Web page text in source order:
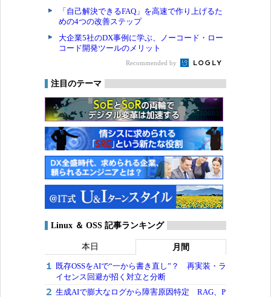
「自己解決できるFAQ」を高速で作り上げるた
めの4つの改善ステップ
大企業5社のDX事例に学ぶ、ノーコード・ロー
コード開発ツールのメリット
Recommended by
注目のテーマ
Linux ＆ OSS 記事ランキング
本日 月間
既存OSSをAIで“一から書き直し”？ 再実装・ラ
イセンス回避が招く対立と分断
生成AIで膨大なログから障害原因特定 RAG、P